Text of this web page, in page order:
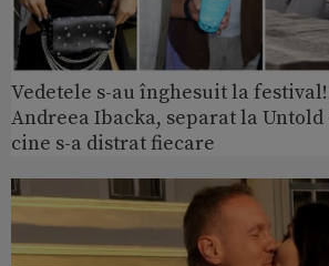
Vedetele s-au înghesuit la
Andreea Ibacka, separat la Untold
cine s-a distrat fiecare